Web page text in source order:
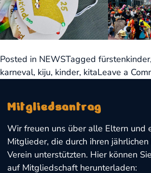
Posted in NEWSTagged fürstenkinder,
karneval, kiju, kinder, kitaLeave a
Mitgliedsantrag
Wir freuen uns über alle Eltern und
Mitglieder, die durch ihren
Verein unterstützten. Hier können
auf Mitgliedschaft herunterladen: